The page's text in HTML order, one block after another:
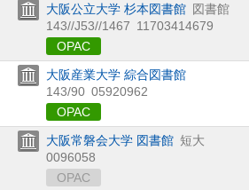
大阪公立大学 杉本図書館 図書館
143//J53//1467 11703414679
OPAC
大阪産業大学 綜合図書館
143/90 05920962
OPAC
大阪常磐会大学 図書館 短大
0096058
OPAC